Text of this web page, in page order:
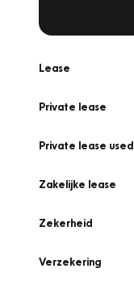
Lease
Private lease
Private lease used
Zakelijke lease
Zekerheid
Verzekering